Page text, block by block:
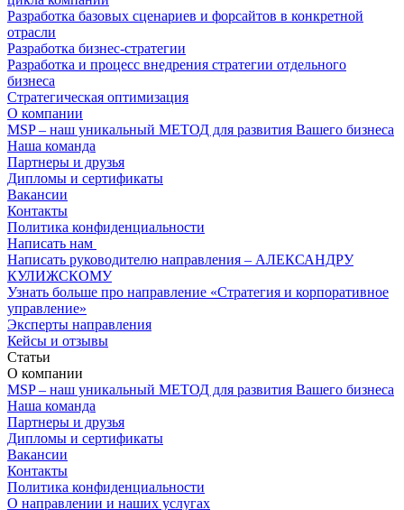
Разработка базовых сценариев и форсайтов в конкретной
отрасли
Разработка бизнес-стратегии
Разработка и процесс внедрения стратегии отдельного
бизнеса
Стратегическая оптимизация
О компании
MSP – наш уникальный МЕТОД для развития Вашего бизнеса
Наша команда
Партнеры и друзья
Дипломы и сертификаты
Вакансии
Контакты
Политика конфиденциальности
Написать нам
Написать руководителю направления – АЛЕКСАНДРУ
КУЛИЖСКОМУ
Узнать больше про направление «Стратегия и корпоративное
управление»
Эксперты направления
Кейсы и отзывы
Статьи
О компании
MSP – наш уникальный МЕТОД для развития Вашего бизнеса
Наша команда
Партнеры и друзья
Дипломы и сертификаты
Вакансии
Контакты
Политика конфиденциальности
О направлении и наших услугах